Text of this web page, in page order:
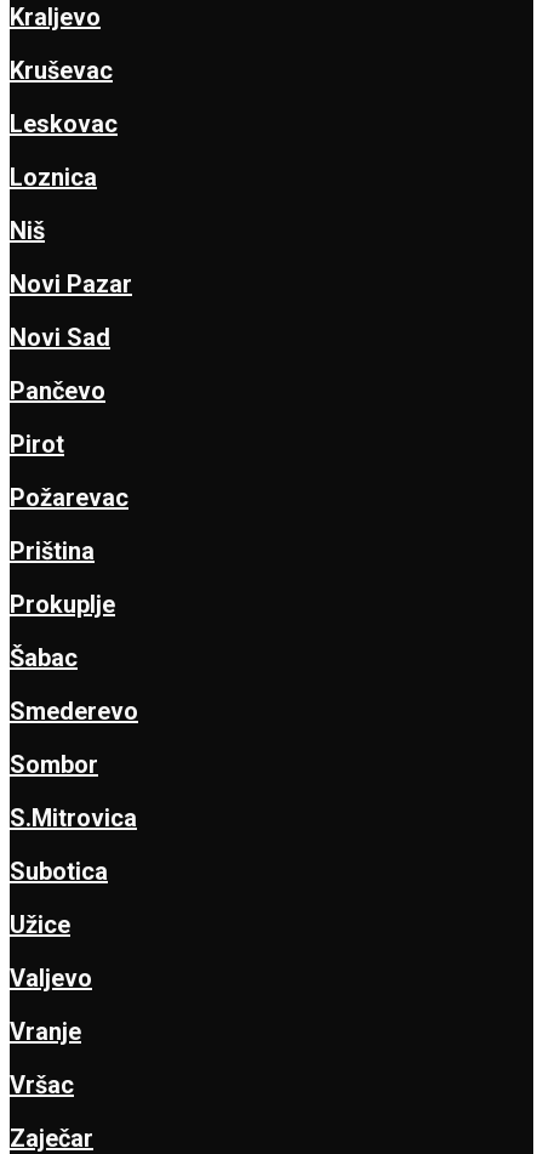
Kraljevo
Kruševac
Leskovac
Loznica
Niš
Novi Pazar
Novi Sad
Pančevo
Pirot
Požarevac
Priština
Prokuplje
Šabac
Smederevo
Sombor
S.Mitrovica
Subotica
Užice
Valjevo
Vranje
Vršac
Zaječar